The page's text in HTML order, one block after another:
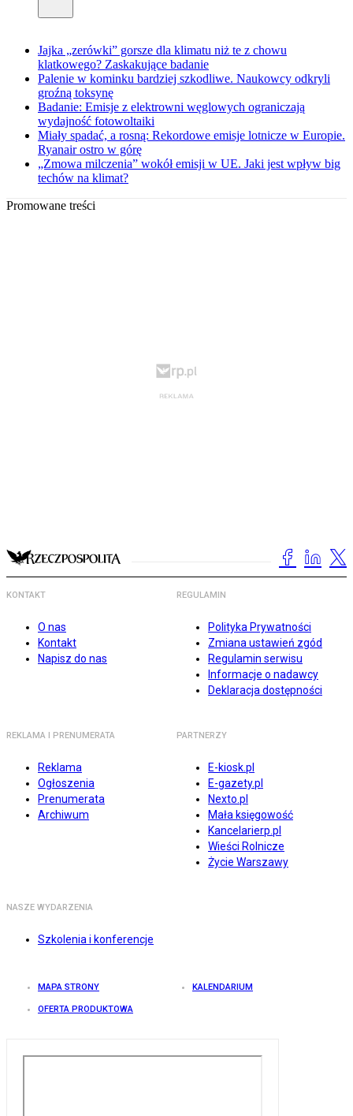
Jajka „zerówki” gorsze dla klimatu niż te z chowu
klatkowego? Zaskakujące badanie
Palenie w kominku bardziej szkodliwe. Naukowcy odkryli
groźną toksynę
Badanie: Emisje z elektrowni węglowych ograniczają
wydajność fotowoltaiki
Miały spadać, a rosną: Rekordowe emisje lotnicze w Europie.
Ryanair ostro w górę
„Zmowa milczenia” wokół emisji w UE. Jaki jest wpływ big
techów na klimat?
Promowane treści
KONTAKT
O nas
Kontakt
Napisz do nas
REGULAMIN
Polityka Prywatności
Zmiana ustawień zgód
Regulamin serwisu
Informacje o nadawcy
Deklaracja dostępności
REKLAMA I PRENUMERATA
Reklama
Ogłoszenia
Prenumerata
Archiwum
PARTNERZY
E-kiosk.pl
E-gazety.pl
Nexto.pl
Mała księgowość
Kancelarierp.pl
Wieści Rolnicze
Życie Warszawy
NASZE WYDARZENIA
Szkolenia i konferencje
MAPA STRONY KALENDARIUM
OFERTA PRODUKTOWA